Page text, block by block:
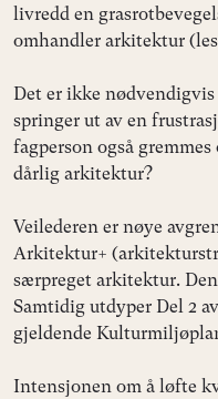
livredd en
omhandler arkitektur
Det er ikke
springer ut av en
fagperson også
dårlig arkitektur?
Veilederen er nøye
Arkitektur+
særpreget arkitektur.
Samtidig utdyper Del 2
gjeldende
Intensjonen om å løfte